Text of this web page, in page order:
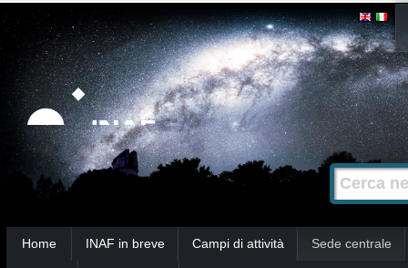
Strumenti
personali
Salta
contenuti.
|
Salta
alla
navigazione
Cerca nel
Ricerca
avanzata…
Home INAF in breve Campi di attività Sede centrale